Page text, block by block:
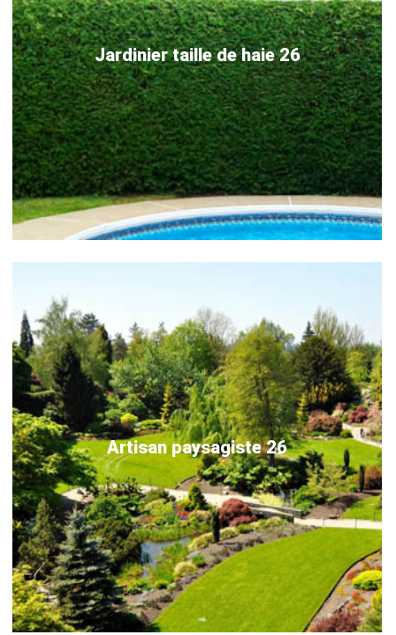
Jardinier taille de haie 26
Artisan paysagiste 26